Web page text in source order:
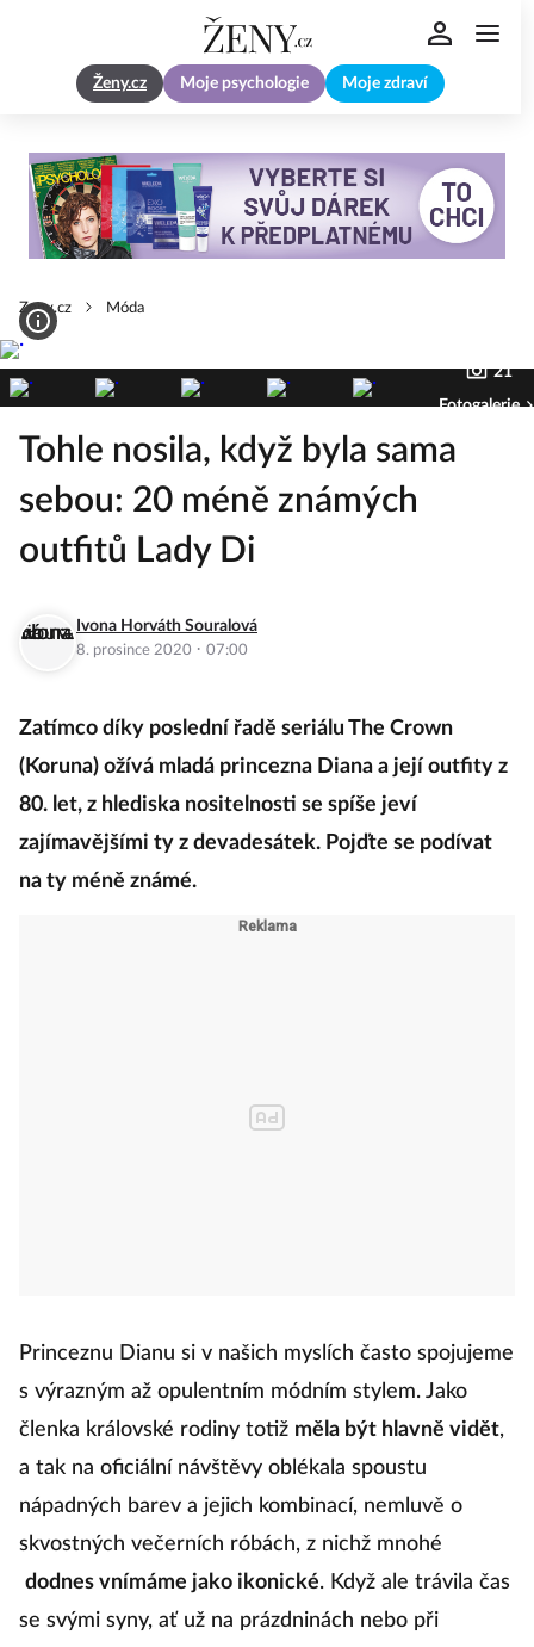
Ženy.cz Moje psychologie Moje zdraví
Zeny.cz Móda
21
Fotogalerie
Tohle nosila, když byla sama
sebou: 20 méně známých
outfitů Lady Di
Ivona Horváth Souralová
8. prosince 2020 · 07:00
Zatímco díky poslední řadě seriálu The Crown
(Koruna) ožívá mladá princezna Diana a její outfity z
80. let, z hlediska nositelnosti se spíše jeví
zajímavějšími ty z devadesátek. Pojďte se podívat
na ty méně známé.
Princeznu Dianu si v našich myslích často spojujeme
s výrazným až opulentním módním stylem. Jako
členka královské rodiny totiž měla být hlavně vidět,
a tak na oficiální návštěvy oblékala spoustu
nápadných barev a jejich kombinací, nemluvě o
skvostných večerních róbách, z nichž mnohé
dodnes vnímáme jako ikonické. Když ale trávila čas
se svými syny, ať už na prázdninách nebo při